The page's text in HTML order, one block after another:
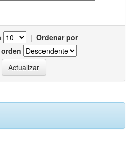
| Ordenar por